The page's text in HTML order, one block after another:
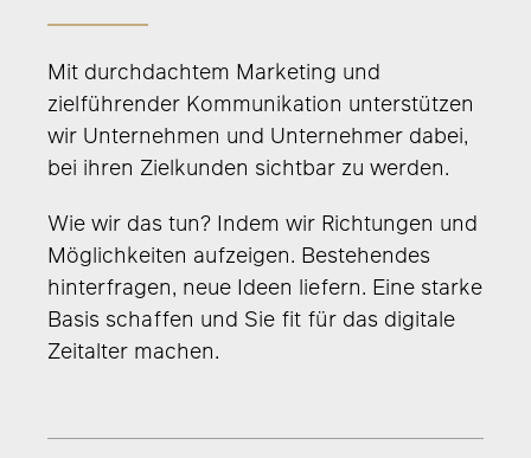
Mit durchdachtem Marketing und
zielführender Kommunikation unterstützen
wir Unternehmen und Unternehmer dabei,
bei ihren Zielkunden sichtbar zu werden.
Wie wir das tun? Indem wir Richtungen und
Möglichkeiten aufzeigen. Bestehendes
hinterfragen, neue Ideen liefern. Eine starke
Basis schaffen und Sie fit für das digitale
Zeitalter machen.